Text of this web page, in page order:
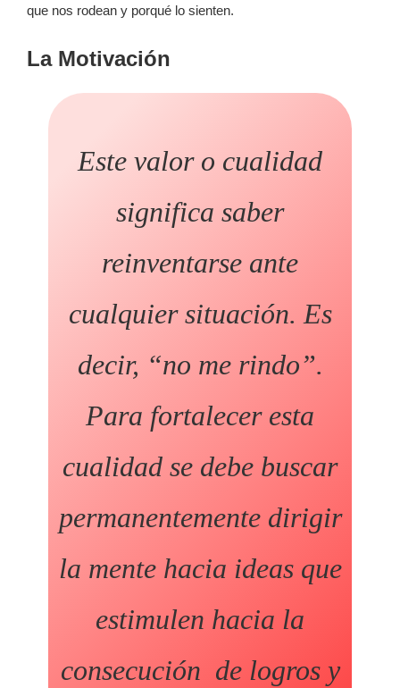
que nos rodean y porqué lo sienten.
La Motivación
Este valor o cualidad
significa saber
reinventarse ante
cualquier situación. Es
decir, “no me rindo”.
Para fortalecer esta
cualidad se debe buscar
permanentemente dirigir
la mente hacia ideas que
estimulen hacia la
consecución de logros y